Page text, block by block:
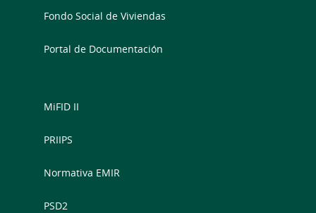
Fondo Social de Viviendas
Portal de Documentación
MiFID II
PRIIPS
Normativa EMIR
PSD2